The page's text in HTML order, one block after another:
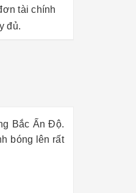
tài chính
đủ.
Bắc Ấn Độ.
bóng lên rất